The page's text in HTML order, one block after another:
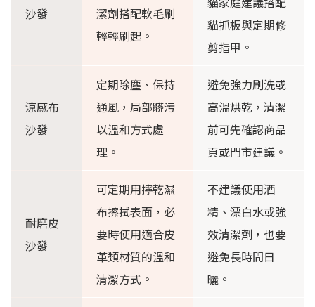
沙發
潔劑搭配軟毛刷
輕輕刷起。
貓抓板與定期修
剪指甲。
涼感布
沙發
定期除塵、保持
通風，局部髒污
以溫和方式處
理。
避免強力刷洗或
高溫烘乾，清潔
前可先確認商品
頁或門市建議。
耐磨皮
沙發
可定期用擰乾濕
布擦拭表面，必
要時使用適合皮
革類材質的溫和
清潔方式。
不建議使用酒
精、漂白水或強
效清潔劑，也要
避免長時間日
曬。